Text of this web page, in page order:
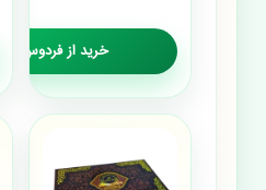
خرید از فردوس گز